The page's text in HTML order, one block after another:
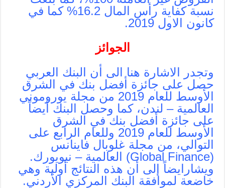
نسبة كفاية رأس المال 16.2% كما في
كانون الاول 2019.
الجوائز
وتجدر الاشارة هنا الى أن البنك العربي
حصل على جائزة أفضل بنك في الشرق
الأوسط للعام 2019 من مجلة يوروموني
العالمية – لندن، كما وحصل البنك أيضاً
على جائزة أفضل بنك في الشرق
الأوسط للعام 2019 وللعام الرابع على
التوالي، من مجلة غلوبال فاينانس
(Global Finance) العالمية – نيويورك.
ويشارايضاً إلى أن هذه النتائج أولية وهي
خاضعة لموافقة البنك المركزي الأردني.